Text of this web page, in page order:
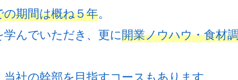
の期間は概ね５年。
んでいただき、更に開業ノウハウ・食材
社の幹部を目指すコースもあります。